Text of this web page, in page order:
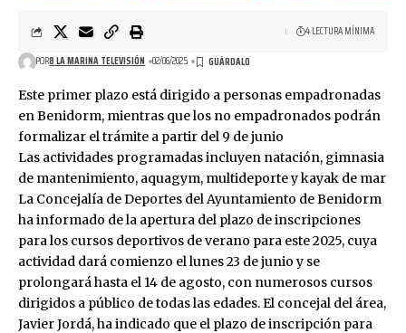
POR8 LA MARINA TELEVISIÓN 02/06/2025
4 LECTURA MÍNIMA
Este primer plazo está dirigido a personas empadronadas
en Benidorm, mientras que los no empadronados podrán
formalizar el trámite a partir del 9 de junio
Las actividades programadas incluyen natación, gimnasia
de mantenimiento, aquagym, multideporte y kayak de mar
La Concejalía de Deportes del Ayuntamiento de Benidorm
ha informado de la apertura del plazo de inscripciones
para los cursos deportivos de verano para este 2025, cuya
actividad dará comienzo el lunes 23 de junio y se
prolongará hasta el 14 de agosto, con numerosos cursos
dirigidos a público de todas las edades. El concejal del área,
Javier Jordá, ha indicado que el plazo de inscripción para